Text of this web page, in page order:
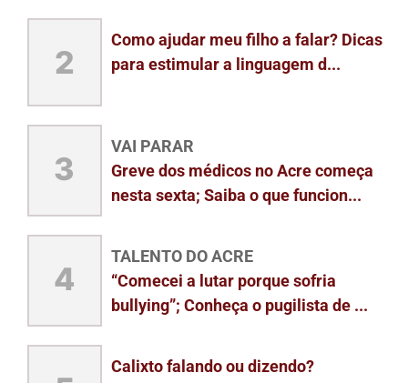
2
Como ajudar meu filho a falar? Dicas
para estimular a linguagem d...
3
VAI PARAR
Greve dos médicos no Acre começa
nesta sexta; Saiba o que funcion...
4
TALENTO DO ACRE
“Comecei a lutar porque sofria
bullying”; Conheça o pugilista de ...
Calixto falando ou dizendo?